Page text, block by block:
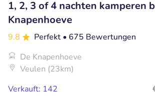
1, 2, 3 of 4 nachten kamperen
Knapenhoeve
9.8 Perfekt • 675 Bewertungen
De Knapenhoeve
Veulen (23km)
Verkauft: 142